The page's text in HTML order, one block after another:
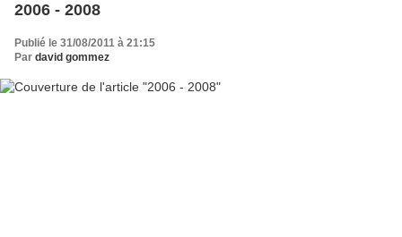
2006 - 2008
Publié le 31/08/2011 à 21:15
Par david gommez